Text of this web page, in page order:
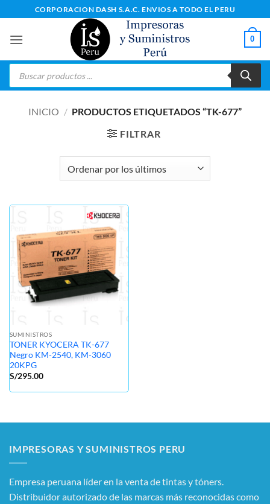
al
contenido
CORPORACION DASH S.A.C. ENVIOS A TODO EL PERU
0
Búsqueda
INICIO / PRODUCTOS ETIQUETADOS “TK-677”
FILTRAR
SUMINISTROS
TONER KYOCERA TK-677
Negro KM-2540, KM-3060
20KPG
S/295.00
IMPRESORAS Y SUMINISTROS PERU
Empresa peruana líder en la venta de tintas y tóners.
Distribuidor autorizado de las marcas más reconocidas como